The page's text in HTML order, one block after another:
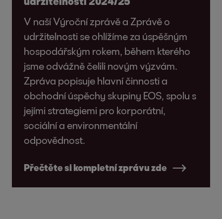
V naší Výroční zprávě a Zprávě o
udržitelnosti se ohlížíme za úspěšným
hospodářským rokem, během kterého
jsme odvážně čelili novým výzvám.
Zpráva popisuje hlavní činnosti a
obchodní úspěchy skupiny EOS, spolu s
jejími strategiemi pro korporátní,
sociální a environmentální
odpovědnost.
Přečtěte si kompletní zprávu zde